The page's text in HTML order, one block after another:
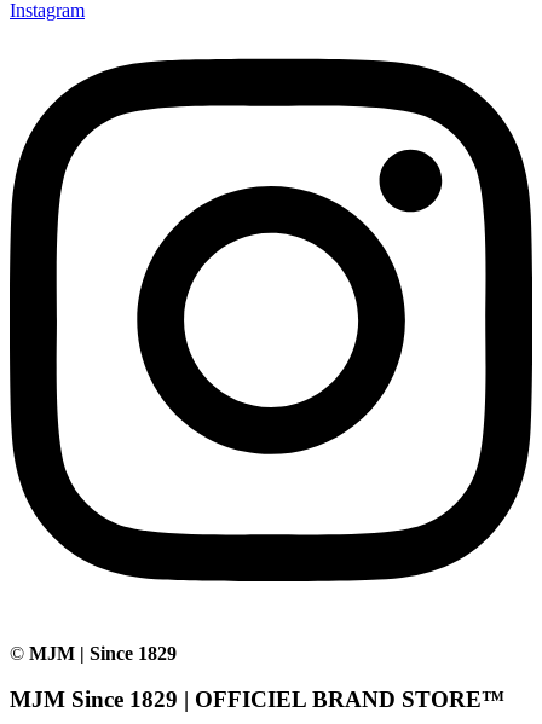
Instagram
© MJM | Since 1829
MJM Since 1829 | OFFICIEL BRAND STORE™